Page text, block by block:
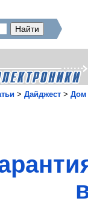
> Дайджест > Дом